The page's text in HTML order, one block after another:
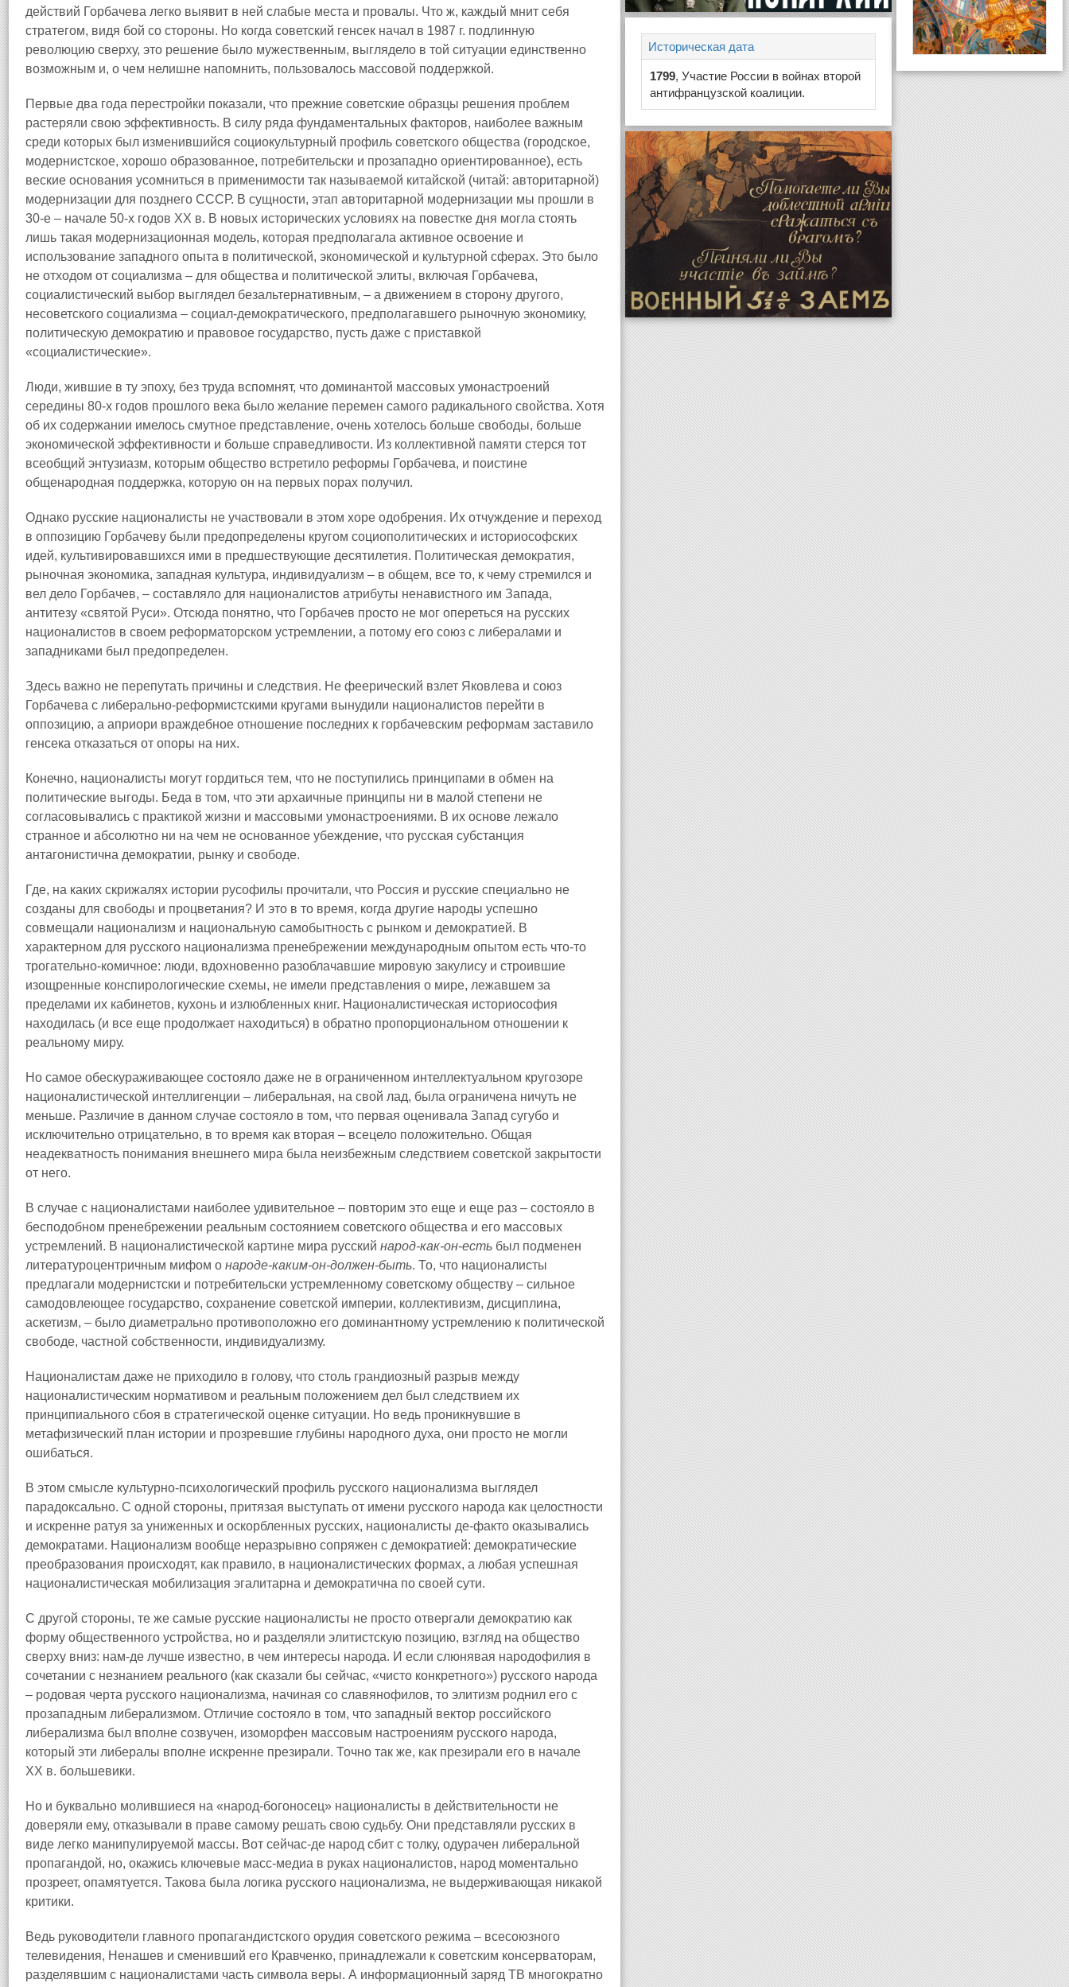
действий Горбачева легко выявит в ней слабые места и провалы. Что ж, каждый мнит себя
стратегом, видя бой со стороны. Но когда советский генсек начал в 1987 г. подлинную
революцию сверху, это решение было мужественным, выглядело в той ситуации единственно
возможным и, о чем нелишне напомнить, пользовалось массовой поддержкой.
Первые два года перестройки показали, что прежние советские образцы решения проблем
растеряли свою эффективность. В силу ряда фундаментальных факторов, наиболее важным
среди которых был изменившийся социокультурный профиль советского общества (городское,
модернистское, хорошо образованное, потребительски и прозападно ориентированное), есть
веские основания усомниться в применимости так называемой китайской (читай: авторитарной)
модернизации для позднего СССР. В сущности, этап авторитарной модернизации мы прошли в
30-е – начале 50-х годов XX в. В новых исторических условиях на повестке дня могла стоять
лишь такая модернизационная модель, которая предполагала активное освоение и
использование западного опыта в политической, экономической и культурной сферах. Это было
не отходом от социализма – для общества и политической элиты, включая Горбачева,
социалистический выбор выглядел безальтернативным, – а движением в сторону другого,
несоветского социализма – социал-демократического, предполагавшего рыночную экономику,
политическую демократию и правовое государство, пусть даже с приставкой
«социалистические».
Люди, жившие в ту эпоху, без труда вспомнят, что доминантой массовых умонастроений
середины 80-х годов прошлого века было желание перемен самого радикального свойства. Хотя
об их содержании имелось смутное представление, очень хотелось больше свободы, больше
экономической эффективности и больше справедливости. Из коллективной памяти стерся тот
всеобщий энтузиазм, которым общество встретило реформы Горбачева, и поистине
общенародная поддержка, которую он на первых порах получил.
Однако русские националисты не участвовали в этом хоре одобрения. Их отчуждение и переход
в оппозицию Горбачеву были предопределены кругом социополитических и историософских
идей, культивировавшихся ими в предшествующие десятилетия. Политическая демократия,
рыночная экономика, западная культура, индивидуализм – в общем, все то, к чему стремился и
вел дело Горбачев, – составляло для националистов атрибуты ненавистного им Запада,
антитезу «святой Руси». Отсюда понятно, что Горбачев просто не мог опереться на русских
националистов в своем реформаторском устремлении, а потому его союз с либералами и
западниками был предопределен.
Здесь важно не перепутать причины и следствия. Не феерический взлет Яковлева и союз
Горбачева с либерально-реформистскими кругами вынудили националистов перейти в
оппозицию, а априори враждебное отношение последних к горбачевским реформам заставило
генсека отказаться от опоры на них.
Конечно, националисты могут гордиться тем, что не поступились принципами в обмен на
политические выгоды. Беда в том, что эти архаичные принципы ни в малой степени не
согласовывались с практикой жизни и массовыми умонастроениями. В их основе лежало
странное и абсолютно ни на чем не основанное убеждение, что русская субстанция
антагонистична демократии, рынку и свободе.
Где, на каких скрижалях истории русофилы прочитали, что Россия и русские специально не
созданы для свободы и процветания? И это в то время, когда другие народы успешно
совмещали национализм и национальную самобытность с рынком и демократией. В
характерном для русского национализма пренебрежении международным опытом есть что-то
трогательно-комичное: люди, вдохновенно разоблачавшие мировую закулису и строившие
изощренные конспирологические схемы, не имели представления о мире, лежавшем за
пределами их кабинетов, кухонь и излюбленных книг. Националистическая историософия
находилась (и все еще продолжает находиться) в обратно пропорциональном отношении к
реальному миру.
Но самое обескураживающее состояло даже не в ограниченном интеллектуальном кругозоре
националистической интеллигенции – либеральная, на свой лад, была ограничена ничуть не
меньше. Различие в данном случае состояло в том, что первая оценивала Запад сугубо и
исключительно отрицательно, в то время как вторая – всецело положительно. Общая
неадекватность понимания внешнего мира была неизбежным следствием советской закрытости
от него.
В случае с националистами наиболее удивительное – повторим это еще и еще раз – состояло в
бесподобном пренебрежении реальным состоянием советского общества и его массовых
устремлений. В националистической картине мира русский народ-как-он-есть был подменен
литературоцентричным мифом о народе-каким-он-должен-быть. То, что националисты
предлагали модернистски и потребительски устремленному советскому обществу – сильное
самодовлеющее государство, сохранение советской империи, коллективизм, дисциплина,
аскетизм, – было диаметрально противоположно его доминантному устремлению к политической
свободе, частной собственности, индивидуализму.
Националистам даже не приходило в голову, что столь грандиозный разрыв между
националистическим нормативом и реальным положением дел был следствием их
принципиального сбоя в стратегической оценке ситуации. Но ведь проникнувшие в
метафизический план истории и прозревшие глубины народного духа, они просто не могли
ошибаться.
В этом смысле культурно-психологический профиль русского национализма выглядел
парадоксально. С одной стороны, притязая выступать от имени русского народа как целостности
и искренне ратуя за униженных и оскорбленных русских, националисты де-факто оказывались
демократами. Национализм вообще неразрывно сопряжен с демократией: демократические
преобразования происходят, как правило, в националистических формах, а любая успешная
националистическая мобилизация эгалитарна и демократична по своей сути.
С другой стороны, те же самые русские националисты не просто отвергали демократию как
форму общественного устройства, но и разделяли элитистскую позицию, взгляд на общество
сверху вниз: нам-де лучше известно, в чем интересы народа. И если слюнявая народофилия в
сочетании с незнанием реального (как сказали бы сейчас, «чисто конкретного») русского народа
– родовая черта русского национализма, начиная со славянофилов, то элитизм роднил его с
прозападным либерализмом. Отличие состояло в том, что западный вектор российского
либерализма был вполне созвучен, изоморфен массовым настроениям русского народа,
который эти либералы вполне искренне презирали. Точно так же, как презирали его в начале
XX в. большевики.
Но и буквально молившиеся на «народ-богоносец» националисты в действительности не
доверяли ему, отказывали в праве самому решать свою судьбу. Они представляли русских в
виде легко манипулируемой массы. Вот сейчас-де народ сбит с толку, одурачен либеральной
пропагандой, но, окажись ключевые масс-медиа в руках националистов, народ моментально
прозреет, опамятуется. Такова была логика русского национализма, не выдерживающая никакой
критики.
Ведь руководители главного пропагандистского орудия советского режима – всесоюзного
телевидения, Ненашев и сменивший его Кравченко, принадлежали к советским консерваторам,
разделявшим с националистами часть символа веры. А информационный заряд ТВ многократно
Историческая дата
1799, Участие России в войнах второй
антифранцузской коалиции.